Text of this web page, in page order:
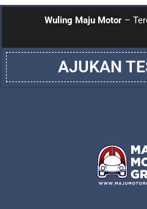
Wuling Maju Motor–
AJUKAN